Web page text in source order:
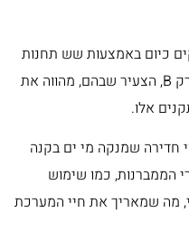
ממי השתייה בישראל מסופקים כיום באמצעות שש תחנות
התפלה המפוזרות לאורך חוף הים התיכון, המייצרות יחד כ-600 מיליון קוב מים בשנה. מתקן שורק B, הצעיר שבהם, מהווה את
אלו.
חדירה שמנקה מי ים בקנה
הממברנות, כמו שימוש
מה שמאריך את חיי המערכת